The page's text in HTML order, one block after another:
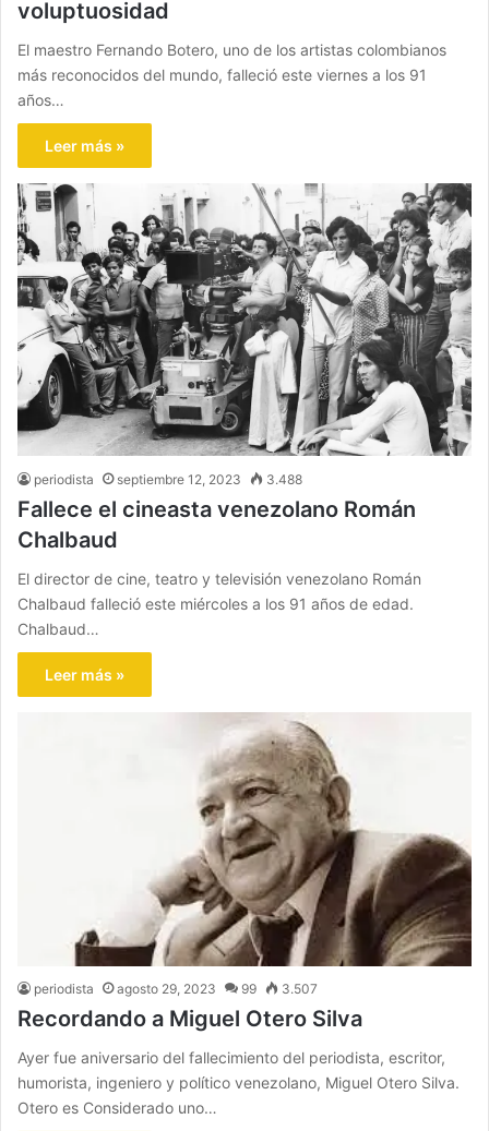
voluptuosidad
El maestro Fernando Botero, uno de los artistas colombianos
más reconocidos del mundo, falleció este viernes a los 91
años…
Leer más »
periodista septiembre 12, 2023 3.488
Fallece el cineasta venezolano Román
Chalbaud
El director de cine, teatro y televisión venezolano Román
Chalbaud falleció este miércoles a los 91 años de edad.
Chalbaud…
Leer más »
periodista agosto 29, 2023 99 3.507
Recordando a Miguel Otero Silva
Ayer fue aniversario del fallecimiento del periodista, escritor,
humorista, ingeniero y político venezolano, Miguel Otero Silva.
Otero es Considerado uno…